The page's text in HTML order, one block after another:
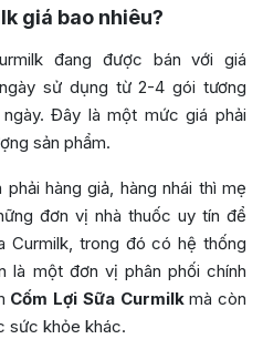
giá bao nhiêu?
đang được bán với giá
sử dụng từ 2-4 gói tương
Đây là một mức giá phải
sản phẩm.
hàng giả, hàng nhái thì mẹ
đơn vị nhà thuốc uy tín để
Curmilk, trong đó có hệ thống
là một đơn vị phân phối chính
Cốm Lợi Sữa Curmilkmà còn
sức khỏe khác.